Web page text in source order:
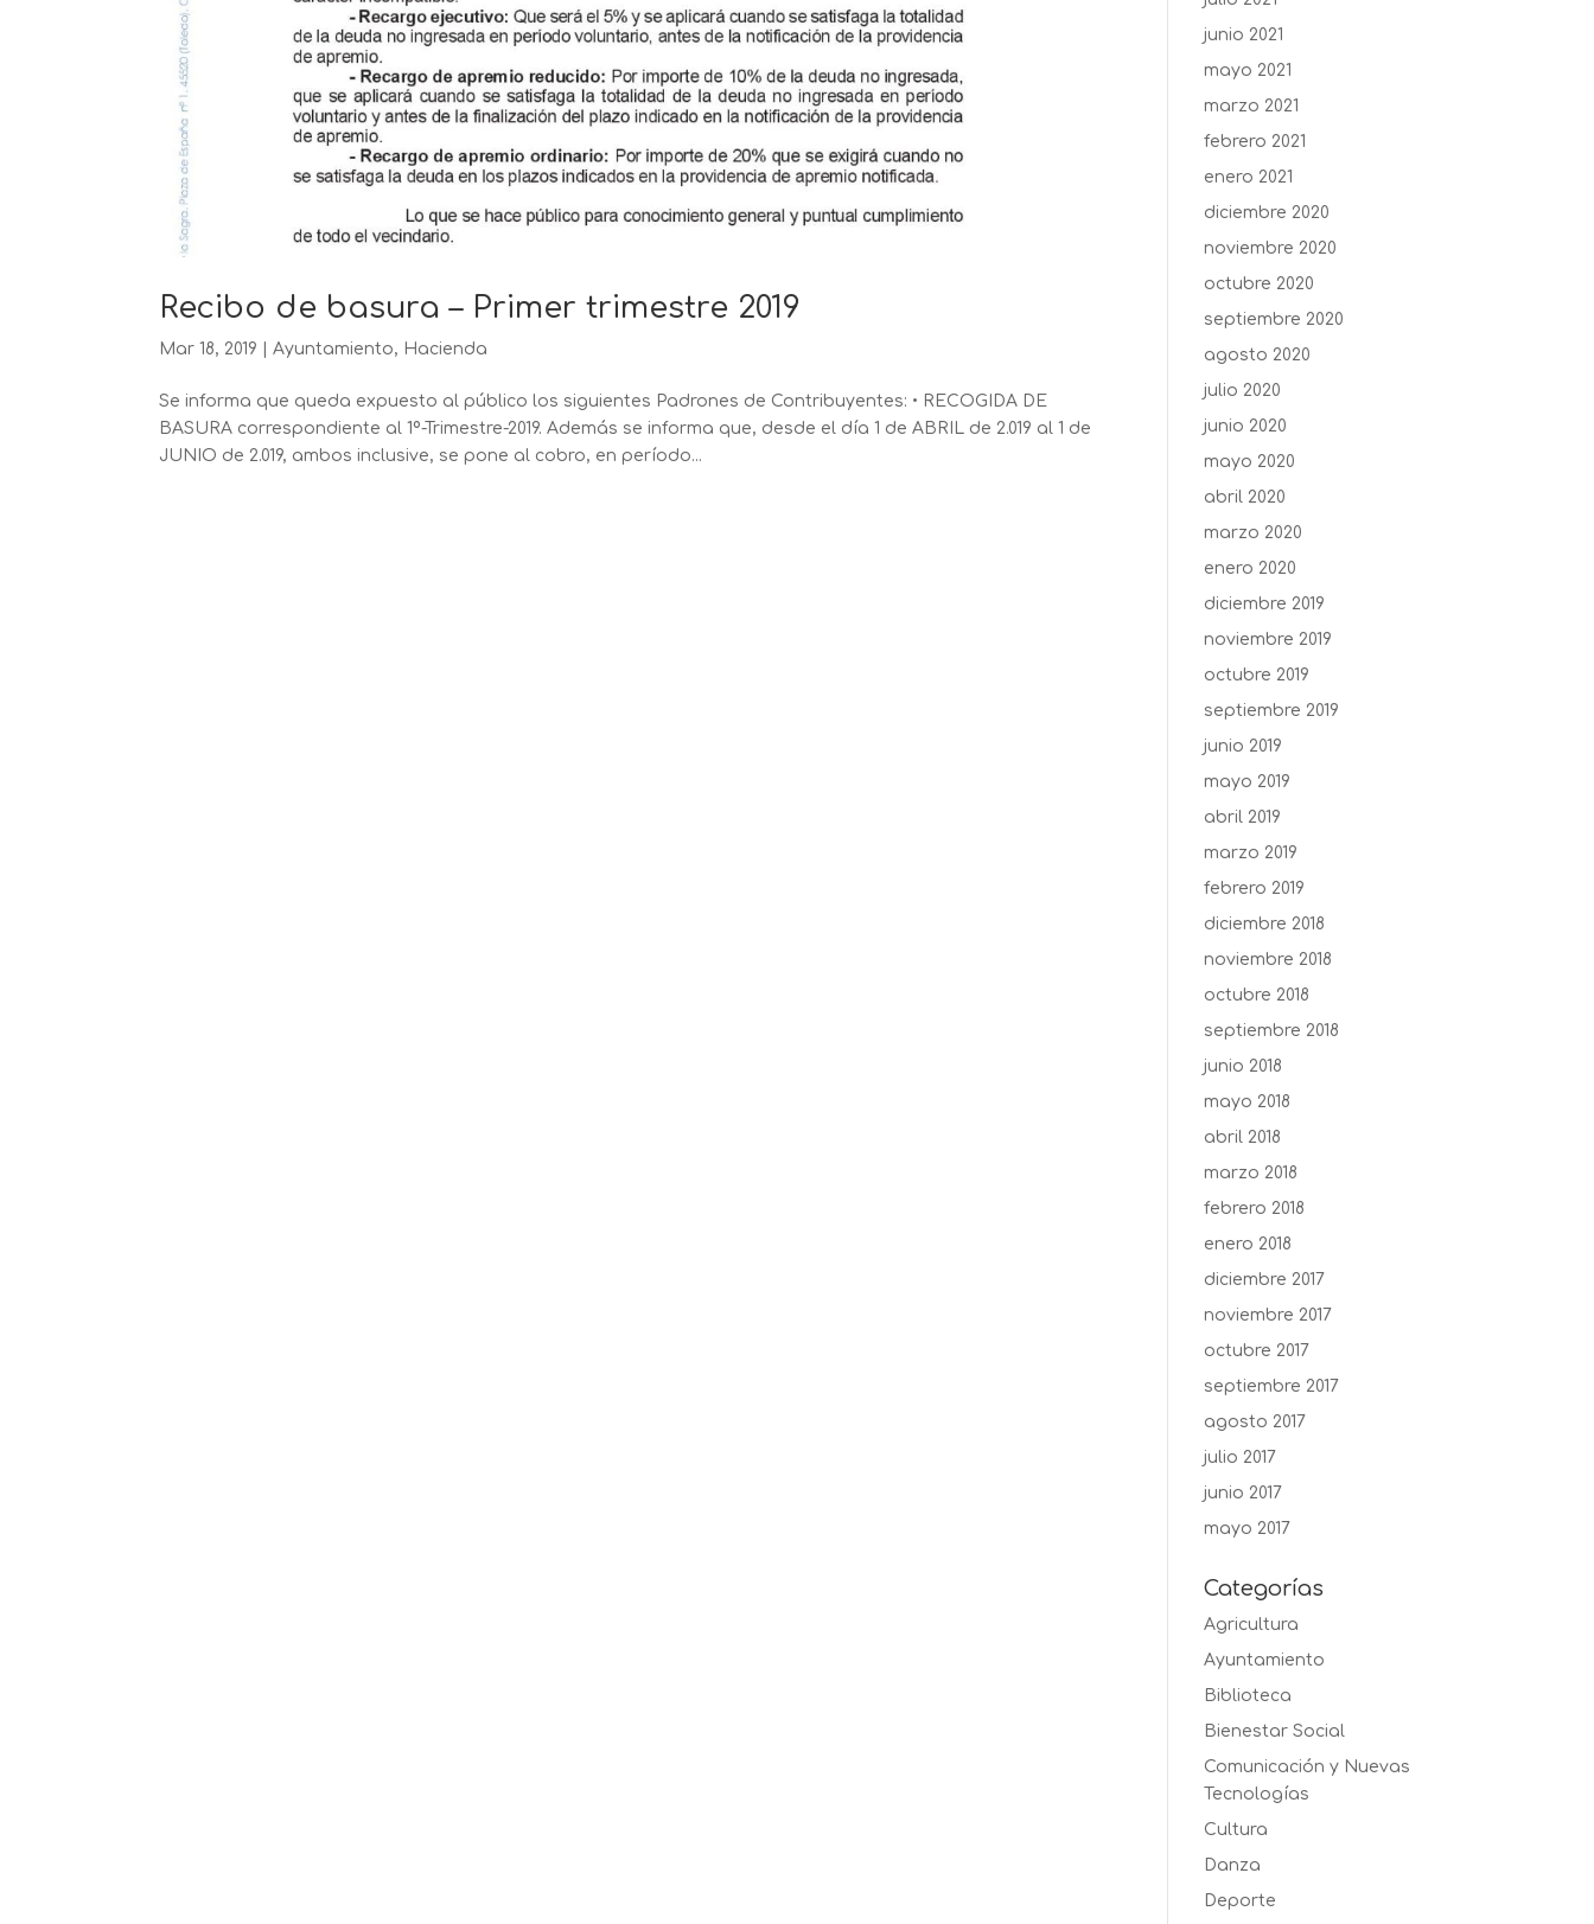
Recibo de basura – Primer trimestre 2019
Mar 18, 2019 |Ayuntamiento, Hacienda
Se informa que queda expuesto al público los siguientes Padrones de Contribuyentes: • RECOGIDA DE
BASURA correspondiente al 1º-Trimestre-2019. Además se informa que, desde el día 1 de ABRIL de 2.019 al 1 de
JUNIO de 2.019, ambos inclusive, se pone al cobro, en período...
junio 2021
mayo 2021
marzo 2021
febrero 2021
enero 2021
diciembre 2020
noviembre 2020
octubre 2020
septiembre 2020
agosto 2020
julio 2020
junio 2020
mayo 2020
abril 2020
marzo 2020
enero 2020
diciembre 2019
noviembre 2019
octubre 2019
septiembre 2019
junio 2019
mayo 2019
abril 2019
marzo 2019
febrero 2019
diciembre 2018
noviembre 2018
octubre 2018
septiembre 2018
junio 2018
mayo 2018
abril 2018
marzo 2018
febrero 2018
enero 2018
diciembre 2017
noviembre 2017
octubre 2017
septiembre 2017
agosto 2017
julio 2017
junio 2017
mayo 2017
Categorías
Agricultura
Ayuntamiento
Biblioteca
Bienestar Social
Comunicación y Nuevas
Tecnologías
Cultura
Danza
Deporte